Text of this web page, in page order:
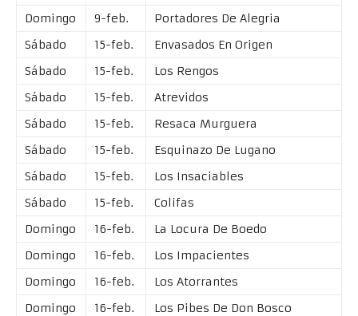
Domingo
9-feb.
Portadores De Alegria
Sábado
15-feb.
Envasados En Origen
Sábado
15-feb.
Los Rengos
Sábado
15-feb.
Atrevidos
Sábado
15-feb.
Resaca Murguera
Sábado
15-feb.
Esquinazo De Lugano
Sábado
15-feb.
Los Insaciables
Sábado
15-feb.
Colifas
Domingo
16-feb.
La Locura De Boedo
Domingo
16-feb.
Los Impacientes
Domingo
16-feb.
Los Atorrantes
Domingo
16-feb.
Los Pibes De Don Bosco